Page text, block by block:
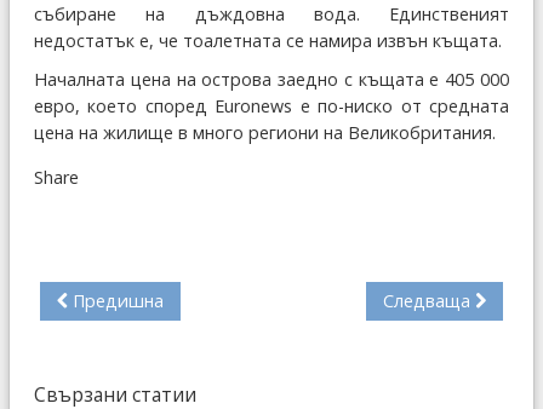
събиране на дъждовна вода. Единственият
недостатък е, че тоалетната се намира извън къщата.
Началната цена на острова заедно с къщата е 405 000
евро, което според Euronews е по-ниско от средната
цена на жилище в много региони на Великобритания.
Share
Предишна Следваща
Свързани статии